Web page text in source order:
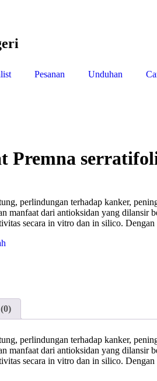
Pesanan Unduhan
Premna
perlindungan terhadap kanker,
manfaat dari antioksidan yang dilansir
secara in vitro dan in silico. Dengan
perlindungan terhadap kanker,
manfaat dari antioksidan yang dilansir
secara in vitro dan in silico. Dengan